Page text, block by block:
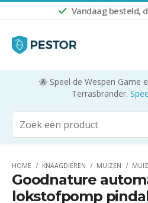
Vandaag besteld,
🐝 Speel de Wespen Game
Terrasbrander.
HOME KNAAGDIEREN MUIZEN
Goodnature
lokstofpomp